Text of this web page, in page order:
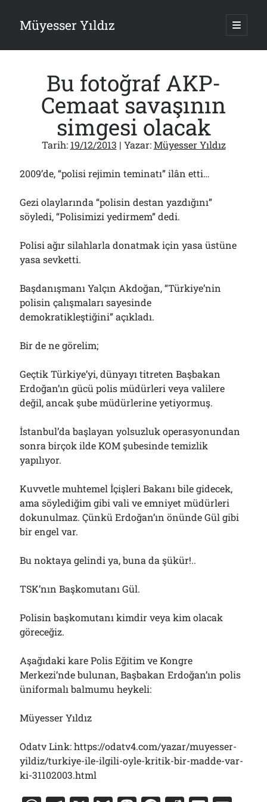
Müyesser Yıldız ana
Yan
Menü
Son Yazılar
Gazi’den Milletvekillerine Kurşun Gibi Sözler!..
Türkiye 2.0’a Gidiş!..
15 Temmuz Soruları… Nasuh Mahruki’nin “Suçu”!..
03/08/2026
Teröristlere G……yle Güldürdünüz”
01/08/2026
Papazın “Komutanı” Ayasofya ve Patrikhane İçin ABD’yi Göreve
31/07/2026
Arşivler
Bu fotoğraf AKP-
Cemaat savaşının
simgesi olacak
Tarih: 19/12/2013 | Yazar:Müyesser Yıldız
2009’de, “polisi rejimin teminatı” ilân etti…
Gezi olaylarında “polisin destan yazdığını”
söyledi, “Polisimizi yedirmem” dedi.
Polisi ağır silahlarla donatmak için yasa üstüne
yasa sevketti.
Başdanışmanı Yalçın Akdoğan, “Türkiye’nin
polisin çalışmaları sayesinde
demokratikleştiğini” açıkladı.
Bir de ne görelim;
Geçtik Türkiye’yi, dünyayı titreten Başbakan
Erdoğan’ın gücü polis müdürleri veya valilere
değil, ancak şube müdürlerine yetiyormuş.
İstanbul’da başlayan yolsuzluk operasyonundan
sonra birçok ilde KOM şubesinde temizlik
yapılıyor.
Kuvvetle muhtemel İçişleri Bakanı bile gidecek,
ama söylediğim gibi vali ve emniyet müdürleri
dokunulmaz. Çünkü Erdoğan’ın önünde Gül gibi
bir engel var.
Bu noktaya gelindi ya, buna da şükür!..
TSK’nın Başkomutanı Gül.
Polisin başkomutanı kimdir veya kim olacak
göreceğiz.
Aşağıdaki kare Polis Eğitim ve Kongre
Merkezi’nde bulunan, Başbakan Erdoğan’ın polis
üniformalı balmumu heykeli:
Müyesser Yıldız
Odatv Link: https://odatv4.com/yazar/muyesser-
yildiz/turkiye-ile-ilgili-oyle-kritik-bir-madde-var-
ki-31102003.html